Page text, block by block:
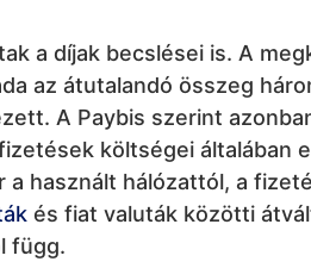
a díjak becslései is. A
az átutalandó összeg
A Paybis szerint
költségei általában
a használt hálózattól, a
és fiat valuták közötti
függ.